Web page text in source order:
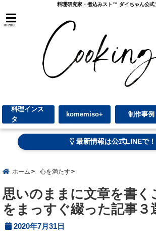
料理研究家・煮込みスト™︎ ダイちゃん公式
menu
料理インス
タ
komemiso+ 制作事例
最新情報は公式LINEで！
ホーム 心を満たす
思いのままに文章を書
をまっすぐ綴った記事３
2020年7月31日